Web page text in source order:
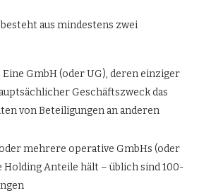
besteht aus mindestens zwei
: Eine GmbH (oder UG), deren einziger
Geschäftszweck das
von Beteiligungen an anderen
mehrere operative GmbHs (oder
Holding Anteile hält – üblich sind 100-